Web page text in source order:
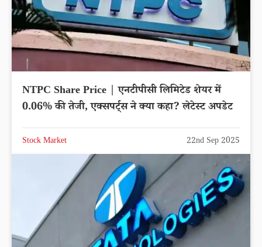
NTPC Share Price | एनटीपीसी लिमिटेड शेयर में
0.06% की तेजी, एक्सपर्ट्स ने क्या कहा? लेटेस्ट अपडेट
Stock Market 22nd Sep 2025